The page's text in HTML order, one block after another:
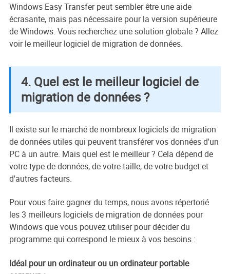
Windows Easy Transfer peut sembler être une aide
écrasante, mais pas nécessaire pour la version supérieure
de Windows. Vous recherchez une solution globale ? Allez
voir le meilleur logiciel de migration de données.
4. Quel est le meilleur logiciel de
migration de données ?
Il existe sur le marché de nombreux logiciels de migration
de données utiles qui peuvent transférer vos données d'un
PC à un autre. Mais quel est le meilleur ? Cela dépend de
votre type de données, de votre taille, de votre budget et
d'autres facteurs.
Pour vous faire gagner du temps, nous avons répertorié
les 3 meilleurs logiciels de migration de données pour
Windows que vous pouvez utiliser pour décider du
programme qui correspond le mieux à vos besoins :
Idéal pour un ordinateur ou un ordinateur portable